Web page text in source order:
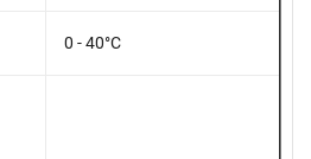
0 - 40°C